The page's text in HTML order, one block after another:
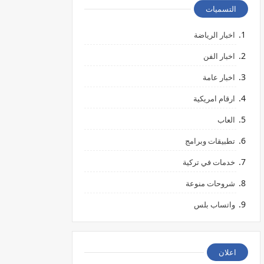
التسميات
اخبار الرياضة
اخبار الفن
اخبار عامة
ارقام امريكية
العاب
تطبيقات وبرامج
خدمات في تركية
شروحات منوعة
واتساب بلس
اعلان